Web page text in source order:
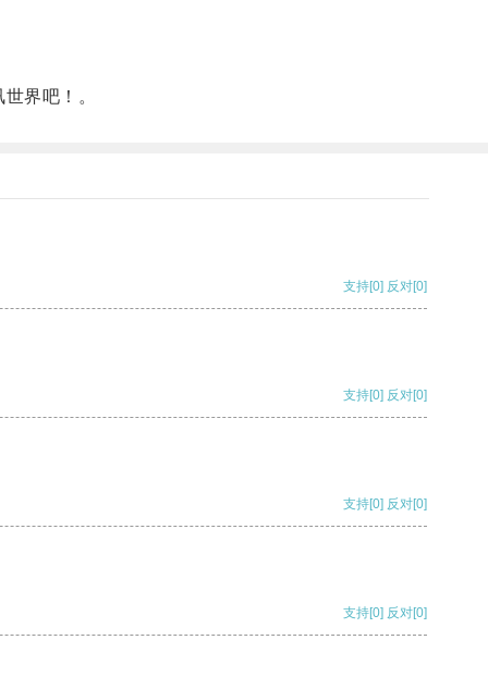
界吧！。
支持[0] 反对[0]
支持[0] 反对[0]
支持[0] 反对[0]
支持[0] 反对[0]